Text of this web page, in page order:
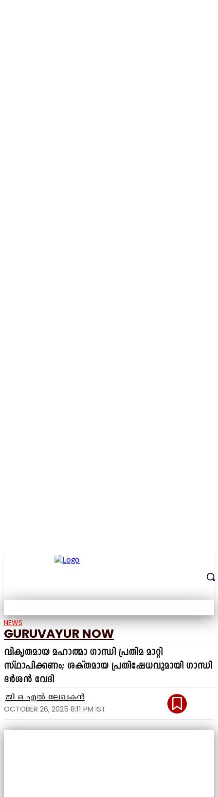
NEWS
GURUVAYUR NOW
വികൃതമായ മഹാത്മാ ഗാന്ധി പ്രതിമ മാറ്റി
സ്ഥാപിക്കണം; ശക്തമായ പ്രതിഷേധവുമായി ഗാന്ധി
ദർശൻ വേദി
ജി ഒ എൽ ലേഖകൻ
OCTOBER 26, 2025 8:11 PM IST